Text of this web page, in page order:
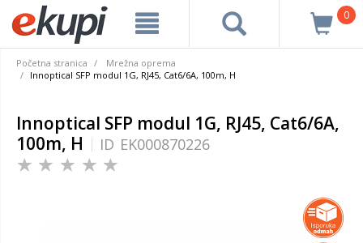
0
Početna stranica
Mrežna oprema
Innoptical SFP modul 1G, RJ45, Cat6/6A, 100m, H
Innoptical SFP modul 1G, RJ45, Cat6/6A,
100m, H
ID EK000870226